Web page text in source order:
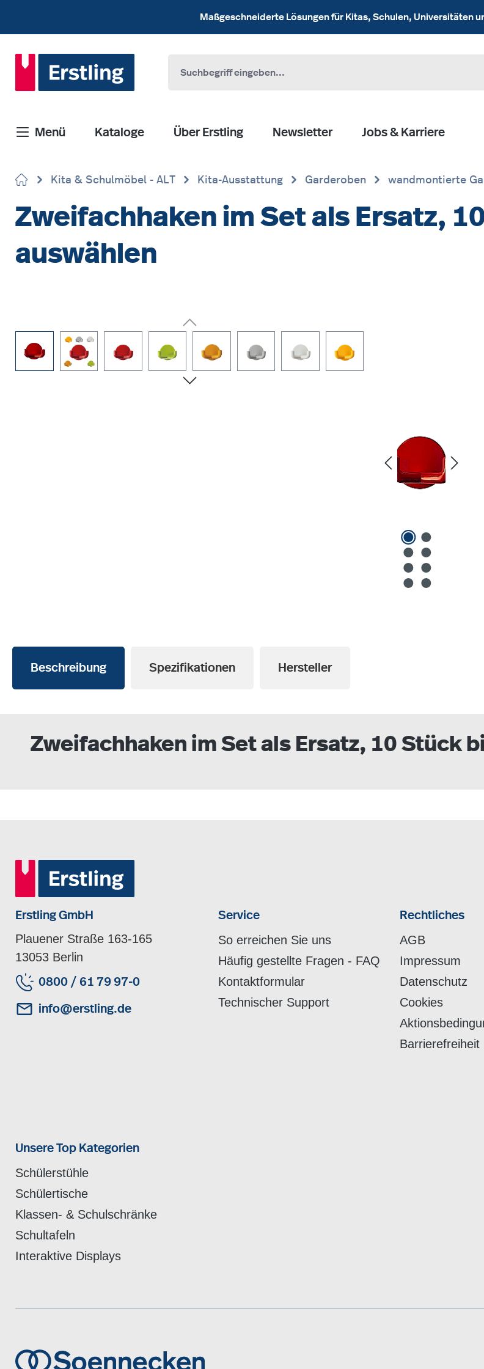
Maßgeschneiderte Lösungen für Kitas, Schulen, Universitäten
Menü Kataloge Über Erstling Newsletter Jobs & Karriere
Kita & Schulmöbel - ALT Kita-Ausstattung Garderoben wandmontierte
Zweifachhaken im Set als Ersatz,
auswählen
Beschreibung Spezifikationen Hersteller
Zweifachhaken im Set als Ersatz, 10 Stück
Erstling GmbH
Plauener Straße 163-165
13053 Berlin
0800 / 61 79 97-0
info@erstling.de
Service
So erreichen Sie uns
Häufig gestellte Fragen - FAQ
Kontaktformular
Technischer Support
Rechtliches
AGB
Impressum
Datenschutz
Cookies
Barrierefreiheit
Unsere Top Kategorien
Schülerstühle
Schülertische
Klassen- & Schulschränke
Schultafeln
Interaktive Displays